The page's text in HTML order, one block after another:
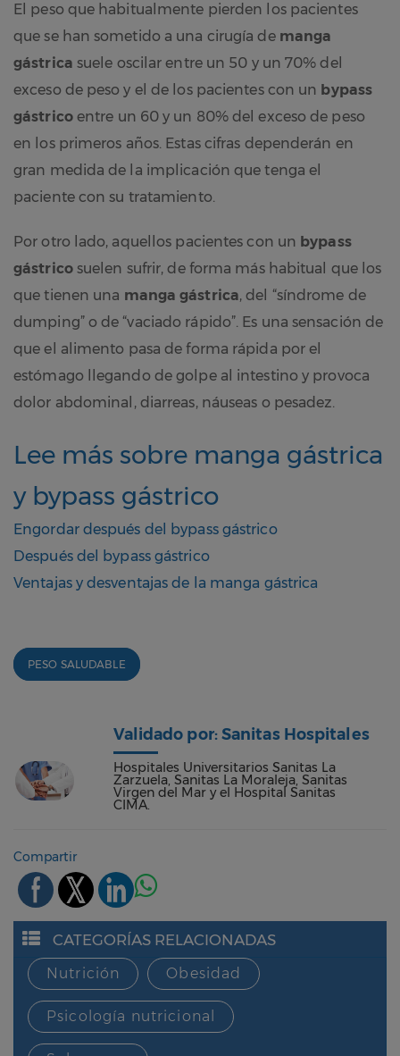
El peso que habitualmente pierden los pacientes
que se han sometido a una cirugía de manga
gástrica suele oscilar entre un 50 y un 70% del
exceso de peso y el de los pacientes con un bypass
gástricoentre un 60 y un 80% del exceso de peso
en los primeros años. Estas cifras dependerán en
gran medida de la implicación que tenga el
paciente con su tratamiento.
Por otro lado, aquellos pacientes con un bypass
gástricosuelen sufrir, de forma más habitual que los
que tienen una manga gástrica, del “síndrome de
dumping” o de “vaciado rápido”. Es una sensación de
que el alimento pasa de forma rápida por el
estómago llegando de golpe al intestino y provoca
dolor abdominal, diarreas, náuseas o pesadez.
Lee más sobre manga gástrica
y bypass gástrico
Engordar después del bypass gástrico
Después del bypass gástrico
Ventajas y desventajas de la manga gástrica
PESO SALUDABLE
Validado por: Sanitas Hospitales
Hospitales Universitarios Sanitas La
Zarzuela, Sanitas La Moraleja, Sanitas
Virgen del Mar y el Hospital Sanitas
CIMA.
Compartir
CATEGORÍAS RELACIONADAS
Nutrición Obesidad
Psicología nutricional